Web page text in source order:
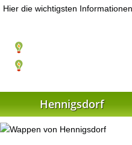
Hier die wichtigsten
Hennigsdorf